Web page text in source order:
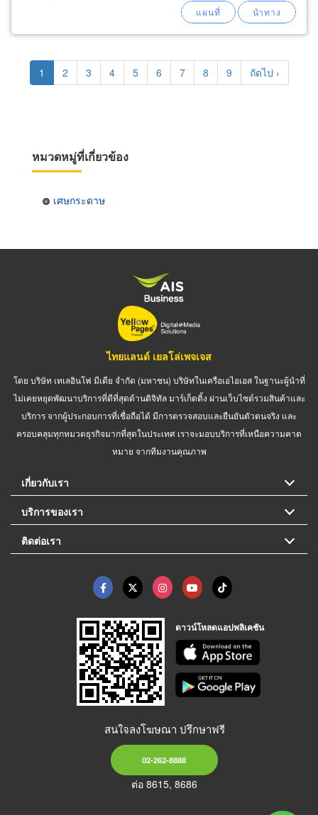
Pagination
Current
page
1 Page
2 Page
3 Page
4 Page
5 Page
6 Page
7 Page
8 Page
9
Next
page
ถัดไป ›
หมวดหมู่ที่เกี่ยวข้อง
เศษกระดาษ
ไทยแลนด์ เยลโล่เพจเจส
โดย บริษัท เทเลอินโฟ มีเดีย จำกัด (มหาชน) บริษัทในเครือเอไอเอส ในฐานะผู้นำที่
ไม่เคยหยุดพัฒนาบริการที่ดีที่สุดด้านดิจิทัล มาร์เก็ตติ้ง ผ่านเว็บไซต์รวมสินค้าและ
บริการ จากผู้ประกอบการที่เชื่อถือได้ มีการตรวจสอบและยืนยันตัวตนจริง และ
ครอบคลุมทุกหมวดธุรกิจมากที่สุดในประเทศ เราจะมอบบริการที่เหนือความคาด
หมาย จากทีมงานคุณภาพ
เกี่ยวกับเรา
บริการของเรา
ติดต่อเรา
ดาวน์โหลดแอปพลิเคชัน
สนใจลงโฆษณา ปรึกษาฟรี
02-262-8888
ต่อ 8615, 8686